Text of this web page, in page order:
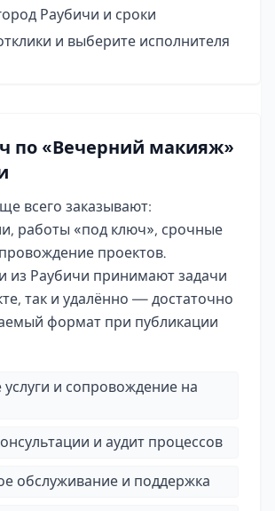
Раубичи и сроки
и выберите исполнителя
по «Вечерний макияж»
всего заказывают:
работы «под ключ», срочные
проектов.
из Раубичи принимают задачи
так и удалённо — достаточно
формат при публикации
и сопровождение на
и аудит процессов
обслуживание и поддержка